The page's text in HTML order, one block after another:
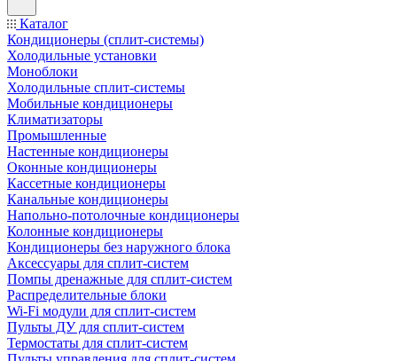
Каталог
Кондиционеры (сплит-системы)
Холодильные установки
Моноблоки
Холодильные сплит-системы
Мобильные кондиционеры
Климатизаторы
Промышленные
Настенные кондиционеры
Оконные кондиционеры
Кассетные кондиционеры
Канальные кондиционеры
Напольно-потолочные кондиционеры
Колонные кондиционеры
Кондиционеры без наружного блока
Аксессуары для сплит-систем
Помпы дренажные для сплит-систем
Распределительные блоки
Wi-Fi модули для сплит-систем
Пульты ДУ для сплит-систем
Термостаты для сплит-систем